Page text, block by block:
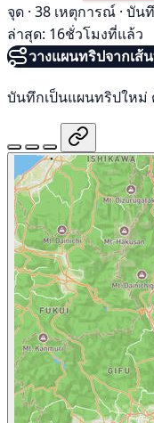
จุด · 38 เหตุการณ์ · บัน
ล่าสุด: 16ชั่วโมงที่แล้ว
วางแผนทริปจากเส้
บันทึกเป็นแผนทริปใหม่